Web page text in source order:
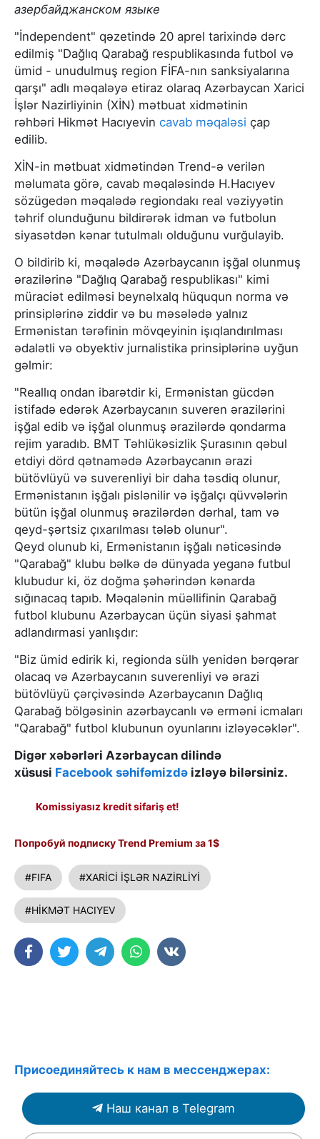
азербайджанском языке
"İndependent" qəzetində 20 aprel tarixində dərc
edilmiş "Dağlıq Qarabağ respublikasında futbol və
ümid - unudulmuş region FİFA-nın sanksiyalarına
qarşı" adlı məqaləyə etiraz olaraq Azərbaycan Xarici
İşlər Nazirliyinin (XİN) mətbuat xidmətinin
rəhbəri Hikmət Hacıyevin cavab məqaləsi çap
edilib.
XİN-in mətbuat xidmətindən Trend-ə verilən
məlumata görə, cavab məqaləsində H.Hacıyev
sözügedən məqalədə regiondakı real vəziyyətin
təhrif olunduğunu bildirərək idman və futbolun
siyasətdən kənar tutulmalı olduğunu vurğulayib.
O bildirib ki, məqalədə Azərbaycanın işğal olunmuş
ərazilərinə "Dağlıq Qarabağ respublikası" kimi
müraciət edilməsi beynəlxalq hüququn norma və
prinsiplərinə ziddir və bu məsələdə yalnız
Ermənistan tərəfinin mövqeyinin işıqlandırılması
ədalətli və obyektiv jurnalistika prinsiplərinə uyğun
gəlmir:
"Reallıq ondan ibarətdir ki, Ermənistan gücdən
istifadə edərək Azərbaycanın suveren ərazilərini
işğal edib və işğal olunmuş ərazilərdə qondarma
rejim yaradıb. BMT Təhlükəsizlik Şurasının qəbul
etdiyi dörd qətnamədə Azərbaycanın ərazi
bütövlüyü və suverenliyi bir daha təsdiq olunur,
Ermənistanın işğalı pislənilir və işğalçı qüvvələrin
bütün işğal olunmuş ərazilərdən dərhal, tam və
qeyd-şərtsiz çıxarılması tələb olunur".
Qeyd olunub ki, Ermənistanın işğalı nəticəsində
"Qarabağ" klubu bəlkə də dünyada yeganə futbul
klubudur ki, öz doğma şəhərindən kənarda
sığınacaq tapıb. Məqalənin müəllifinin Qarabağ
futbol klubunu Azərbaycan üçün siyasi şahmat
adlandırmasi yanlışdır:
"Biz ümid edirik ki, regionda sülh yenidən bərqərar
olacaq və Azərbaycanın suverenliyi və ərazi
bütövlüyü çərçivəsində Azərbaycanın Dağlıq
Qarabağ bölgəsinin azərbaycanlı və erməni icmaları
"Qarabağ" futbol klubunun oyunlarını izləyəcəklər".
Digər xəbərləri Azərbaycan dilində
xüsusi Facebook səhifəmizdə izləyə bilərsiniz.
Komissiyasız kredit sifariş et!
Попробуй подписку Trend Premium за 1$
#FIFA #XARİCİ İŞLƏR NAZİRLİYİ
#HİKMƏT HACIYEV
Присоединяйтесь к нам в мессенджерах:
Наш канал в Telegram